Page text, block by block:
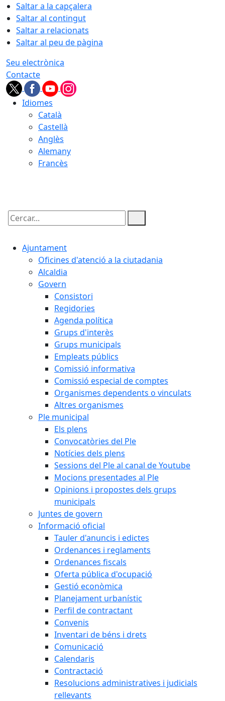
Saltar a la capçalera
Saltar al contingut
Saltar a relacionats
Saltar al peu de pàgina
Seu electrònica
Contacte
Idiomes
Català
Castellà
Anglès
Alemany
Francès
Cercar:
Ajuntament
Oficines d'atenció a la ciutadania
Alcaldia
Govern
Consistori
Regidories
Agenda política
Grups d'interès
Grups municipals
Empleats públics
Comissió informativa
Comissió especial de comptes
Organismes dependents o vinculats
Altres organismes
Ple municipal
Els plens
Convocatòries del Ple
Notícies dels plens
Sessions del Ple al canal de Youtube
Mocions presentades al Ple
Opinions i propostes dels grups
municipals
Juntes de govern
Informació oficial
Tauler d'anuncis i edictes
Ordenances i reglaments
Ordenances fiscals
Oferta pública d'ocupació
Gestió econòmica
Planejament urbanístic
Perfil de contractant
Convenis
Inventari de béns i drets
Comunicació
Calendaris
Contractació
Resolucions administratives i judicials
rellevants